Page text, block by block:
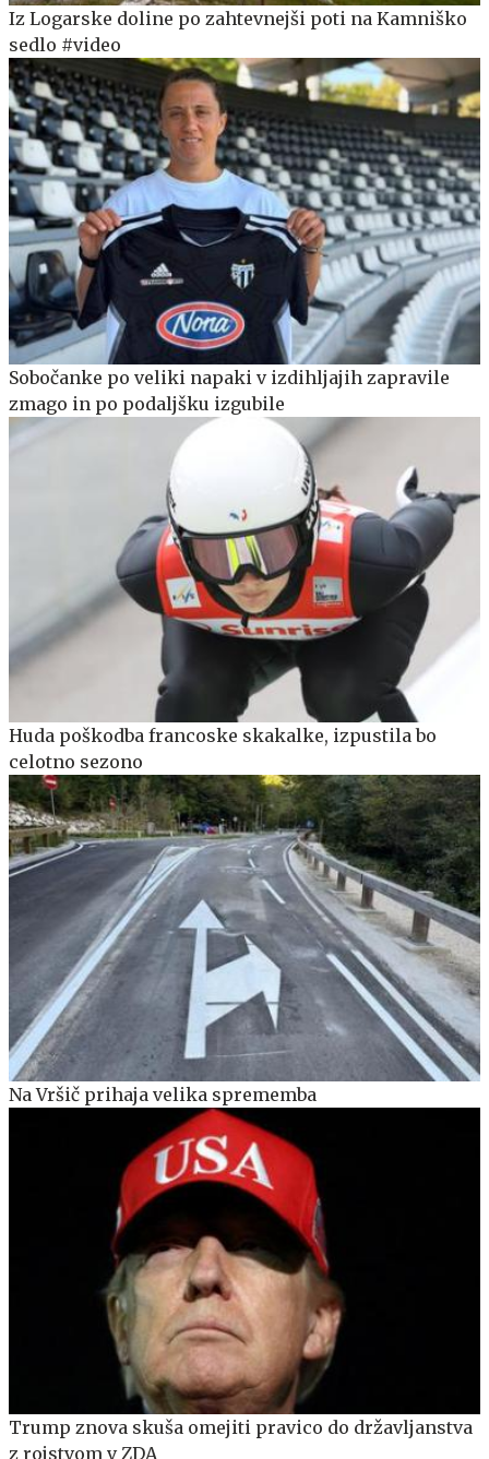
Iz Logarske doline po zahtevnejši poti na Kamniško
sedlo #video
Sobočanke po veliki napaki v izdihljajih zapravile
zmago in po podaljšku izgubile
Huda poškodba francoske skakalke, izpustila bo
celotno sezono
Na Vršič prihaja velika sprememba
Trump znova skuša omejiti pravico do državljanstva
z rojstvom v ZDA